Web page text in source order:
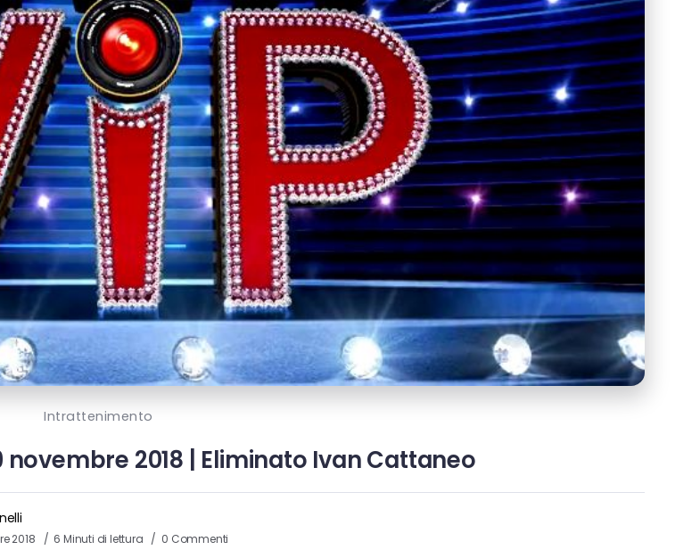
Intrattenimento
novembre 2018 | Eliminato Ivan Cattaneo
2018 6 Minuti di lettura 0 Commenti